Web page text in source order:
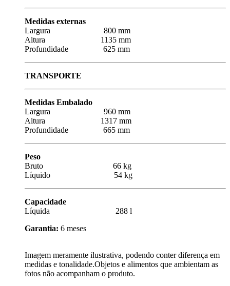
Medidas externas
Largura 800 mm
Altura 1135 mm
Profundidade 625 mm
TRANSPORTE
Medidas Embalado
Largura 960 mm
Altura 1317 mm
Profundidade 665 mm
Peso
Bruto 66 kg
Líquido 54 kg
Capacidade
Líquida 288 l
Garantia: 6 meses
Imagem meramente ilustrativa, podendo conter diferença em
medidas e tonalidade.Objetos e alimentos que ambientam as
fotos não acompanham o produto.